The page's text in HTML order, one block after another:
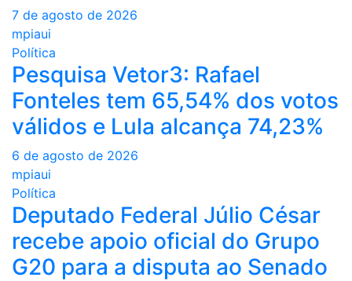
7 de agosto de 2026
mpiaui
Política
Pesquisa Vetor3: Rafael
Fonteles tem 65,54% dos votos
válidos e Lula alcança 74,23%
6 de agosto de 2026
mpiaui
Política
Deputado Federal Júlio César
recebe apoio oficial do Grupo
G20 para a disputa ao Senado